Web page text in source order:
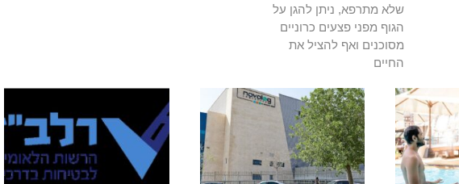
שלא מתרפא, ניתן להגן על
הגוף מפני פצעים כרוניים
מסוכנים ואף להציל את
החיים